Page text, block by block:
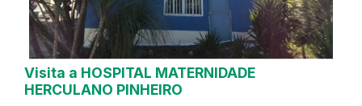
Visita a HOSPITAL MATERNIDADE
HERCULANO PINHEIRO